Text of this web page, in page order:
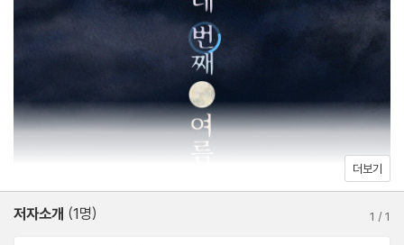
더보기
저자소개 (1명) 1 /1